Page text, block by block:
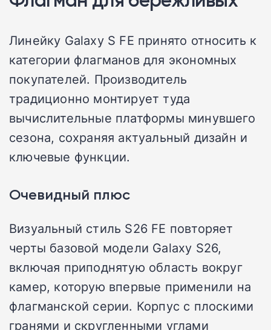
Линейку Galaxy S FE принято относить к
категории флагманов для экономных
покупателей. Производитель
традиционно монтирует туда
вычислительные платформы минувшего
сезона, сохраняя актуальный дизайн и
ключевые функции.
Очевидный плюс
Визуальный стиль S26 FE повторяет
черты базовой модели Galaxy S26,
включая приподнятую область вокруг
камер, которую впервые применили на
флагманской серии. Корпус с плоскими
гранями и скругленными углами